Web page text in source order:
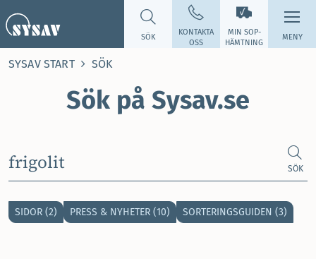
MIN SOP­
HÄMTNING
SÖK
KONTAKTA
OSS
MENY
SYSAV START SÖK
Sök på Sysav.se
SÖK
SIDOR (2) PRESS & NYHETER (10) SORTERINGSGUIDEN (3)